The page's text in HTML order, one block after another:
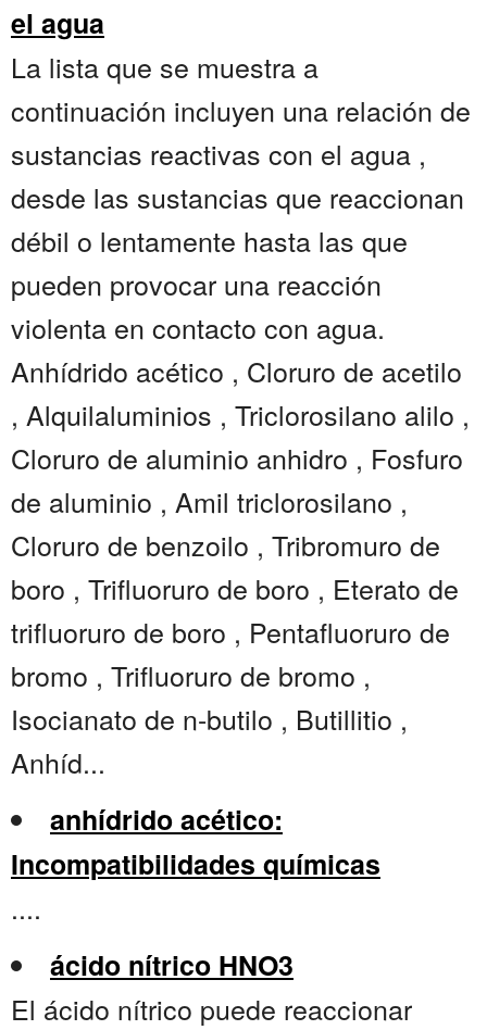
el agua
La lista que se muestra a
continuación incluyen una relación de
sustancias reactivas con el agua ,
desde las sustancias que reaccionan
débil o lentamente hasta las que
pueden provocar una reacción
violenta en contacto con agua.
Anhídrido acético , Cloruro de acetilo
, Alquilaluminios , Triclorosilano alilo ,
Cloruro de aluminio anhidro , Fosfuro
de aluminio , Amil triclorosilano ,
Cloruro de benzoilo , Tribromuro de
boro , Trifluoruro de boro , Eterato de
trifluoruro de boro , Pentafluoruro de
bromo , Trifluoruro de bromo ,
Isocianato de n-butilo , Butillitio ,
Anhíd...
anhídrido acético:
Incompatibilidades químicas
....
ácido nítrico HNO3
El ácido nítrico puede reaccionar